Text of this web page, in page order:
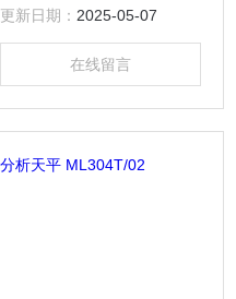
更新日期： 2025-05-07
在线留言